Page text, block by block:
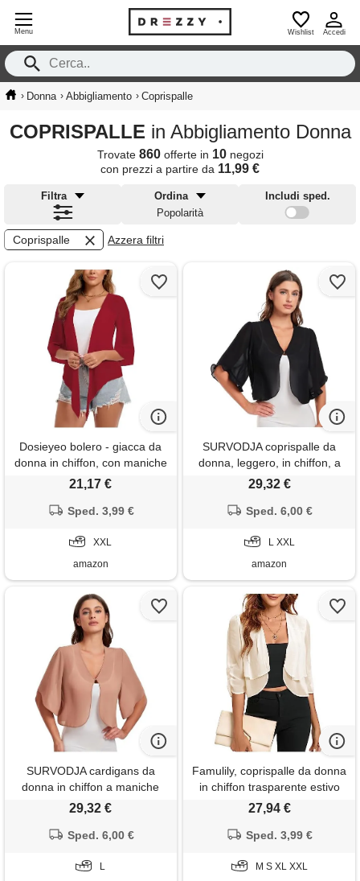
Menu Wishlist Accedi
› Donna › Abbigliamento › Coprispalle
COPRISPALLE in Abbigliamento Donna
Trovate 860offerte in 10negozi
con prezzi a partire da 11,99 €
Filtra
Ordina
Popolarità
Includi sped.
Coprispalle Azzera filtri
Dosieyeo bolero - giacca da
donna in chiffon, con maniche
a 3/4, leggera, ariosa,
vivo, xxl
21,17 €
Sped. 3,99 €
XXL
amazon
SURVODJA coprispalle da
donna, leggero, in chiffon, a
maniche corte, bolero,
nero 1, xx-large
29,32 €
Sped. 6,00 €
L XXL
amazon
SURVODJA cardigans da
donna in chiffon a maniche
corte leggeri bolero
cammello, large
29,32 €
Sped. 6,00 €
L
Famulily, coprispalle da donna
in chiffon trasparente estivo
con maniche a metà, leggero
arricciature, bolero sottile uk,
27,94 €
Sped. 3,99 €
M S XL XXL